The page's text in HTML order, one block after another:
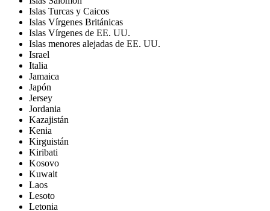
Islas Turcas y Caicos
Islas Vírgenes Británicas
Islas Vírgenes de EE. UU.
Islas menores alejadas de EE. UU.
Israel
Italia
Jamaica
Japón
Jersey
Jordania
Kazajistán
Kenia
Kirguistán
Kiribati
Kosovo
Kuwait
Laos
Lesoto
Letonia